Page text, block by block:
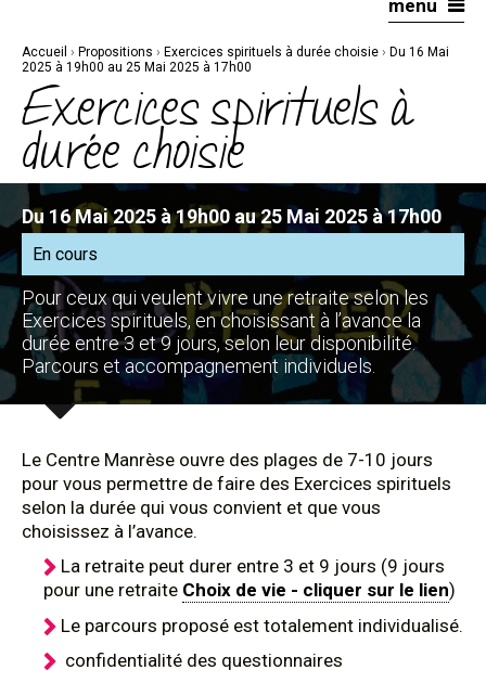
navigation
menu
Accueil › Propositions › Exercices spirituels à durée choisie › Du 16 Mai
2025 à 19h00 au 25 Mai 2025 à 17h00
Exercices spirituels à
durée choisie
Du 16 Mai 2025 à 19h00 au 25 Mai 2025 à 17h00
En cours
Pour ceux qui veulent vivre une retraite selon les
Exercices spirituels, en choisissant à l’avance la
durée entre 3 et 9 jours, selon leur disponibilité.
Parcours et accompagnement individuels.
Le Centre Manrèse ouvre des plages de 7-10 jours
pour vous permettre de faire des Exercices spirituels
selon la durée qui vous convient et que vous
choisissez à l’avance.
La retraite peut durer entre 3 et 9 jours (9 jours
pour une retraite Choix de vie - cliquer sur le lien)
Le parcours proposé est totalement individualisé.
confidentialité des questionnaires